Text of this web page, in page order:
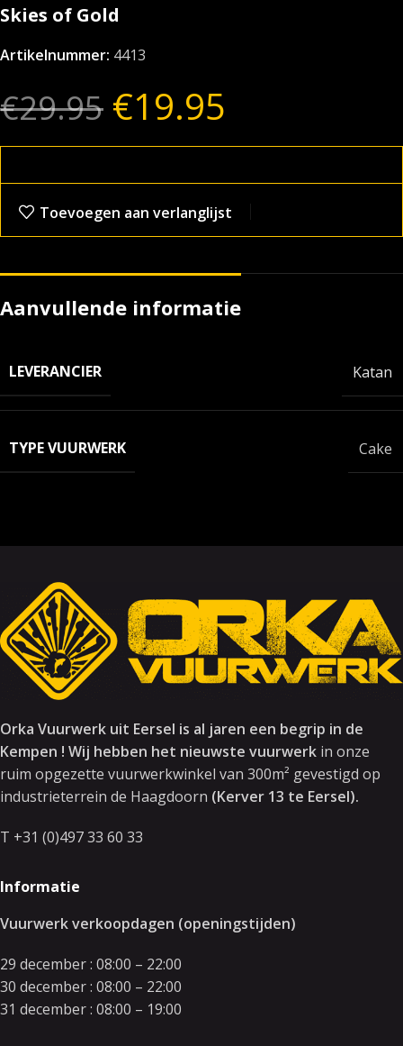
Skies of Gold
Artikelnummer: 4413
€29.95 €19.95
Toevoegen aan verlanglijst
Aanvullende informatie
LEVERANCIER Katan
TYPE VUURWERK Cake
Orka Vuurwerk uit Eersel is al jaren een begrip in de
Kempen ! Wij hebben het nieuwste vuurwerk in onze
ruim opgezette vuurwerkwinkel van 300m² gevestigd op
industrieterrein de Haagdoorn (Kerver 13 te Eersel).
T +31 (0)497 33 60 33
Informatie
Vuurwerk verkoopdagen (openingstijden)
29 december : 08:00 – 22:00
30 december : 08:00 – 22:00
31 december : 08:00 – 19:00